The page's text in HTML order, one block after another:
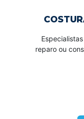
reparo ou